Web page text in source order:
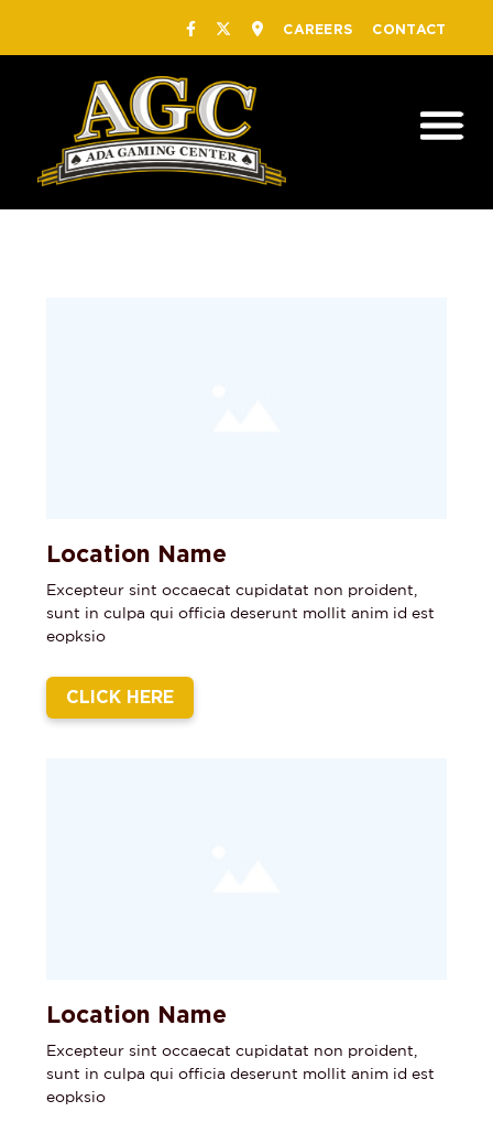
CAREERS CONTACT
Location Name
Excepteur sint occaecat cupidatat non proident,
sunt in culpa qui officia deserunt mollit anim id est
eopksio
CLICK HERE
Location Name
Excepteur sint occaecat cupidatat non proident,
sunt in culpa qui officia deserunt mollit anim id est
eopksio